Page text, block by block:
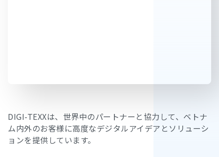
DIGI-TEXXは、世界中のパートナーと協力して、ベトナ
ム内外のお客様に高度なデジタルアイデアとソリューシ
ョンを提供しています。